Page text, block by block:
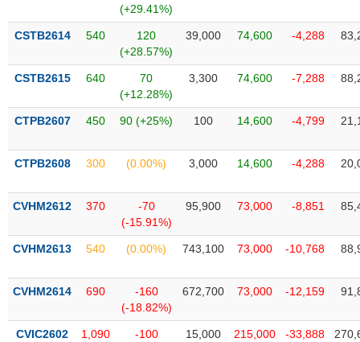
(+29.41%)
CSTB2614 540
120
(+28.57%)
39,000 74,600 -4,288
CSTB2615 640
70
(+12.28%)
3,300 74,600 -7,288
CTPB2607 450 90 (+25%) 100 14,600 -4,799
CTPB2608 300 (0.00%) 3,000 14,600 -4,288
CVHM2612 370
-70
(-15.91%)
95,900 73,000 -8,851
CVHM2613 540 (0.00%) 743,100 73,000 -10,768
CVHM2614 690
-160
(-18.82%)
672,700 73,000 -12,159
CVIC2602 1,090
-100
15,000 215,000 -33,888
ngữ
(-)
Dịch
(-)
Đào
chính